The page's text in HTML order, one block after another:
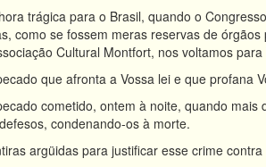
trágica para o Brasil, quando o
como se fossem meras reservas de
Cultural Montfort, nos voltamos
que afronta a Vossa lei e que profana
cometido, ontem à noite, quando
condenando-os à morte.
argüidas para justificar esse crime